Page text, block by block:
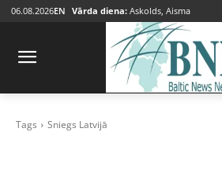
06.08.2026EN Vārda diena: Askolds, Aisma
Tags Sniegs Latvijā